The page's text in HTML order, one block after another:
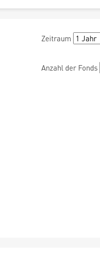
Zeitraum
Anzahl der Fonds